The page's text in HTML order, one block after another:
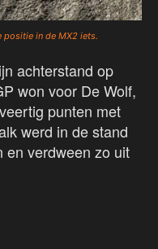
positie in de MX2 iets.
achterstand op
won voor De Wolf,
punten met
werd in de stand
en verdween zo uit